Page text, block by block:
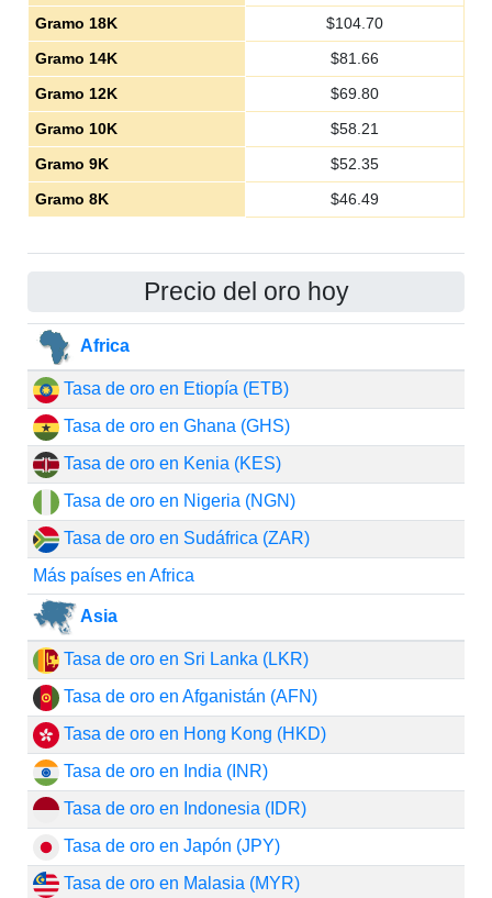
Gramo 18K
$104.70
Gramo 14K
$81.66
Gramo 12K
$69.80
Gramo 10K
$58.21
Gramo 9K
$52.35
Gramo 8K
$46.49
Precio del oro hoy
Africa
Tasa de oro en Etiopía (ETB)
Tasa de oro en Ghana (GHS)
Tasa de oro en Kenia (KES)
Tasa de oro en Nigeria (NGN)
Tasa de oro en Sudáfrica (ZAR)
Más países en Africa
Asia
Tasa de oro en Sri Lanka (LKR)
Tasa de oro en Afganistán (AFN)
Tasa de oro en Hong Kong (HKD)
Tasa de oro en India (INR)
Tasa de oro en Indonesia (IDR)
Tasa de oro en Japón (JPY)
Tasa de oro en Malasia (MYR)